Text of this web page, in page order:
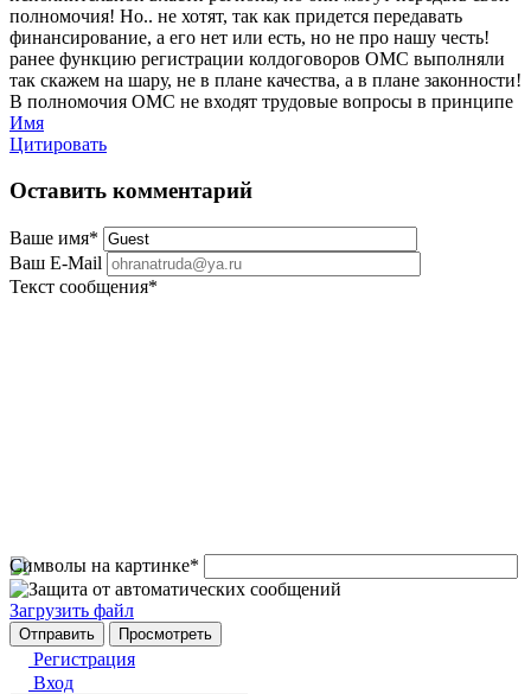
полномочия! Но.. не хотят, так как придется передавать
финансирование, а его нет или есть, но не про нашу честь!
ранее функцию регистрации колдоговоров ОМС выполняли
так скажем на шару, не в плане качества, а в плане законности!
В полномочия ОМС не входят трудовые вопросы в принципе
Имя
Цитировать
Оставить комментарий
Ваше имя*
Ваш E-Mail
Текст сообщения*
Символы на картинке*
Загрузить файл
Регистрация
Вход